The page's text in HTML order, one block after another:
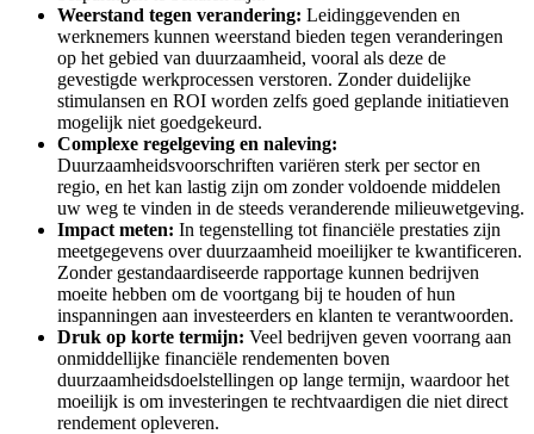
Weerstand tegen verandering: Leidinggevenden en
werknemers kunnen weerstand bieden tegen veranderingen
op het gebied van duurzaamheid, vooral als deze de
gevestigde werkprocessen verstoren. Zonder duidelijke
stimulansen en ROI worden zelfs goed geplande initiatieven
mogelijk niet goedgekeurd.
Complexe regelgeving en naleving:
Duurzaamheidsvoorschriften variëren sterk per sector en
regio, en het kan lastig zijn om zonder voldoende middelen
uw weg te vinden in de steeds veranderende milieuwetgeving.
Impact meten: In tegenstelling tot financiële prestaties zijn
meetgegevens over duurzaamheid moeilijker te kwantificeren.
Zonder gestandaardiseerde rapportage kunnen bedrijven
moeite hebben om de voortgang bij te houden of hun
inspanningen aan investeerders en klanten te verantwoorden.
Druk op korte termijn: Veel bedrijven geven voorrang aan
onmiddellijke financiële rendementen boven
duurzaamheidsdoelstellingen op lange termijn, waardoor het
moeilijk is om investeringen te rechtvaardigen die niet direct
rendement opleveren.